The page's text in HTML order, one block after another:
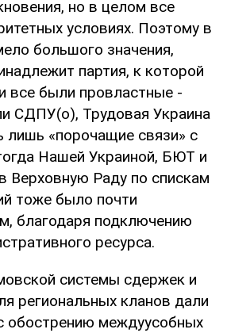
но в целом все
условиях. Поэтому в
большого значения,
партия, к которой
все были провластные -
СДПУ(о), Трудовая Украина
лишь «порочащие связи» с
Нашей Украиной, БЮТ и
Верховную Раду по спискам
тоже было почти
благодаря подключению
ресурса.
системы сдержек и
региональных кланов дали
обострению междуусобных